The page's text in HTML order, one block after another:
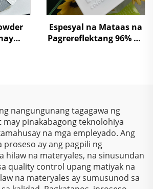
Espesyal na Mataas na
Pagrereflektang 96% na
nangungunang tagagawa ng
pinakabagong teknolohiya
na mga empleyado. Ang
proseso ay ang pagpili ng
hilaw na materyales, na sinusundan
quality control upang matiyak na
na materyales ay sumusunod sa